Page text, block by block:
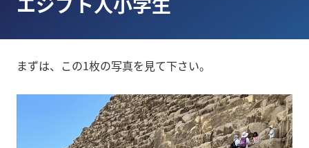
まずは、この1枚の写真を見て下さい。